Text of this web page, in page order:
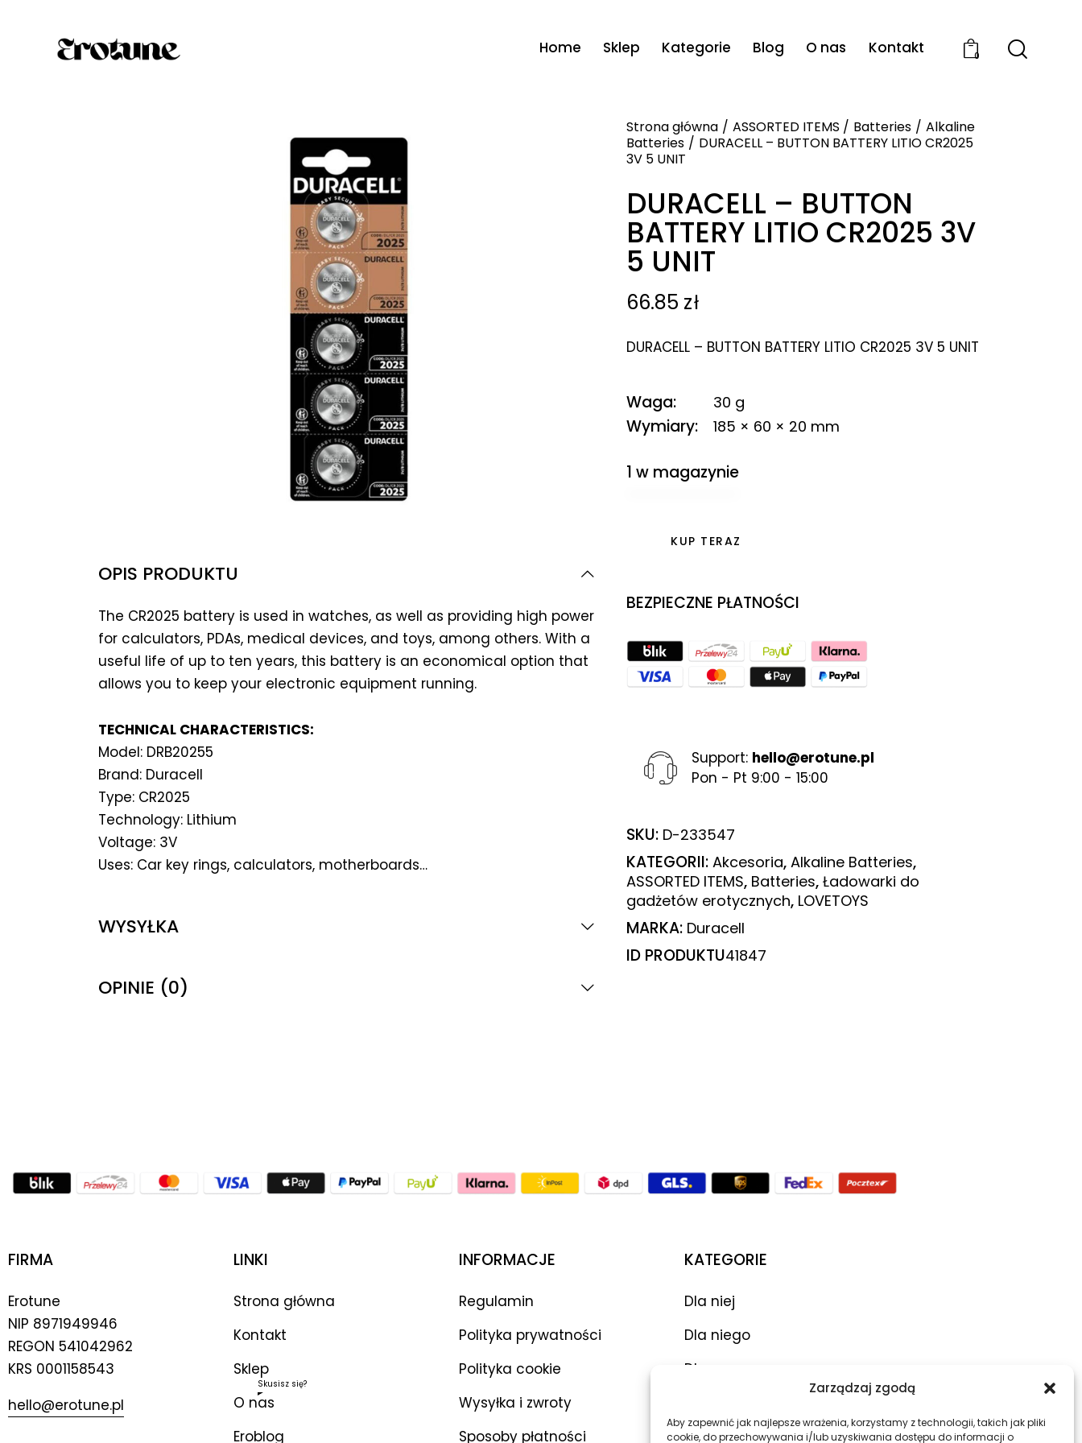
Zarządzaj zgodą
Aby zapewnić jak najlepsze wrażenia, korzystamy z technologii, takich jak pliki
cookie, do przechowywania i/lub uzyskiwania dostępu do informacji o
Home Sklep Kategorie Blog O nas Kontakt 0
Strona główna ASSORTED ITEMS Batteries
Alkaline
Batteries
DURACELL – BUTTON BATTERY LITIO CR2025
3V 5 UNIT
DURACELL – BUTTON
BATTERY LITIO CR2025 3V
5 UNIT
66.85 zł
DURACELL – BUTTON BATTERY LITIO CR2025 3V 5 UNIT
Waga 30 g
Wymiary 185 × 60 × 20 mm
1 w magazynie
KUP TERAZ
BEZPIECZNE PŁATNOŚCI
Support: hello@erotune.pl
Pon - Pt 9:00 - 15:00
SKU: D-233547
KATEGORII: Akcesoria, Alkaline Batteries,
ASSORTED ITEMS, Batteries, Ładowarki do
gadżetów erotycznych, LOVETOYS
MARKA: Duracell
ID PRODUKTU41847
OPIS PRODUKTU
The CR2025 battery is used in watches, as well as providing high power
for calculators, PDAs, medical devices, and toys, among others. With a
useful life of up to ten years, this battery is an economical option that
allows you to keep your electronic equipment running.
TECHNICAL CHARACTERISTICS:
Model: DRB20255
Brand: Duracell
Type: CR2025
Technology: Lithium
Voltage: 3V
Uses: Car key rings, calculators, motherboards…
WYSYŁKA
OPINIE (0)
FIRMA
Erotune
NIP 8971949946
REGON 541042962
KRS 0001158543
hello@erotune.pl
LINKI
Strona główna
Kontakt
Sklep
O nas
Skusisz się?
Eroblog
INFORMACJE
Regulamin
Polityka prywatności
Polityka cookie
Wysyłka i zwroty
Sposoby płatności
KATEGORIE
Dla niej
Dla niego
Dla par
Dilda